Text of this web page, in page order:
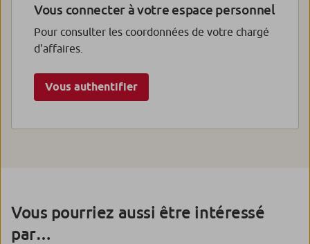
Vous connecter à votre espace personnel
Pour consulter les coordonnées de votre chargé
d'affaires.
Vous authentifier
Vous pourriez aussi être intéressé
par…